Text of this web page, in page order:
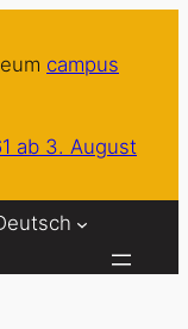
campus
ab 3. August